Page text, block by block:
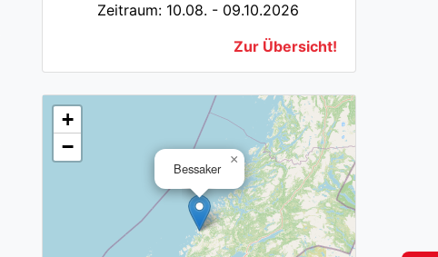
Zeitraum: 10.08. - 09.10.2026
Zur Übersicht!
Bessaker
×
+
−